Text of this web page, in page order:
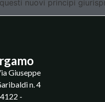
nuovi principi
Giuseppe
n. 4
-